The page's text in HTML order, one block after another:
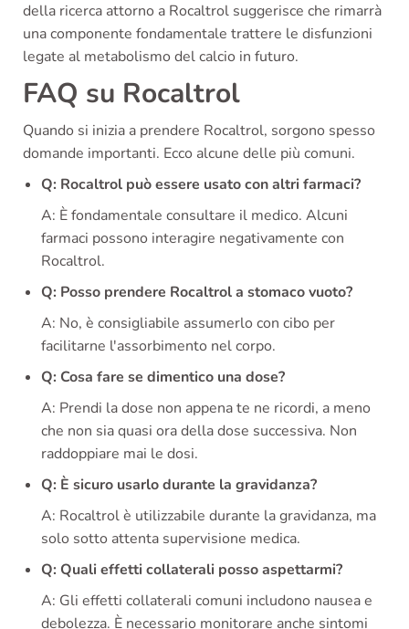
della ricerca attorno a Rocaltrol suggerisce che rimarrà
una componente fondamentale trattere le disfunzioni
legate al metabolismo del calcio in futuro.
FAQ su Rocaltrol
Quando si inizia a prendere Rocaltrol, sorgono spesso
domande importanti. Ecco alcune delle più comuni.
Q: Rocaltrol può essere usato con altri farmaci?
A: È fondamentale consultare il medico. Alcuni
farmaci possono interagire negativamente con
Rocaltrol.
Q: Posso prendere Rocaltrol a stomaco vuoto?
A: No, è consigliabile assumerlo con cibo per
facilitarne l'assorbimento nel corpo.
Q: Cosa fare se dimentico una dose?
A: Prendi la dose non appena te ne ricordi, a meno
che non sia quasi ora della dose successiva. Non
raddoppiare mai le dosi.
Q: È sicuro usarlo durante la gravidanza?
A: Rocaltrol è utilizzabile durante la gravidanza, ma
solo sotto attenta supervisione medica.
Q: Quali effetti collaterali posso aspettarmi?
A: Gli effetti collaterali comuni includono nausea e
debolezza. È necessario monitorare anche sintomi